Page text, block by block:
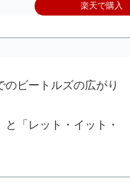
楽天で購入
ビートルズの広がり
と「レット・イット・